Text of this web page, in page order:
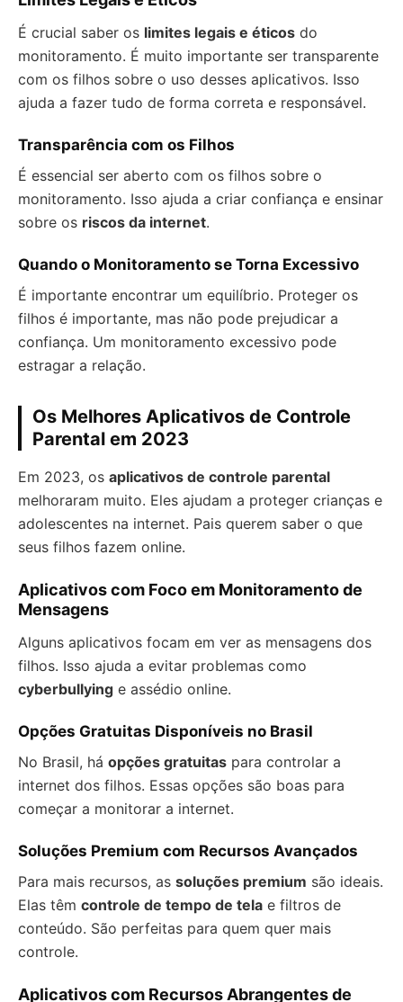
É crucial saber os limites legais e éticos do
monitoramento. É muito importante ser transparente
com os filhos sobre o uso desses aplicativos. Isso
ajuda a fazer tudo de forma correta e responsável.
Transparência com os Filhos
É essencial ser aberto com os filhos sobre o
monitoramento. Isso ajuda a criar confiança e ensinar
sobre os riscos da internet.
Quando o Monitoramento se Torna Excessivo
É importante encontrar um equilíbrio. Proteger os
filhos é importante, mas não pode prejudicar a
confiança. Um monitoramento excessivo pode
estragar a relação.
Os Melhores Aplicativos de Controle
Parental em 2023
Em 2023, os aplicativos de controle parental
melhoraram muito. Eles ajudam a proteger crianças e
adolescentes na internet. Pais querem saber o que
seus filhos fazem online.
Aplicativos com Foco em Monitoramento de
Mensagens
Alguns aplicativos focam em ver as mensagens dos
filhos. Isso ajuda a evitar problemas como
cyberbullying e assédio online.
Opções Gratuitas Disponíveis no Brasil
No Brasil, há opções gratuitas para controlar a
internet dos filhos. Essas opções são boas para
começar a monitorar a internet.
Soluções Premium com Recursos Avançados
Para mais recursos, as soluções premium são ideais.
Elas têm controle de tempo de tela e filtros de
conteúdo. São perfeitas para quem quer mais
controle.
Aplicativos com Recursos Abrangentes de